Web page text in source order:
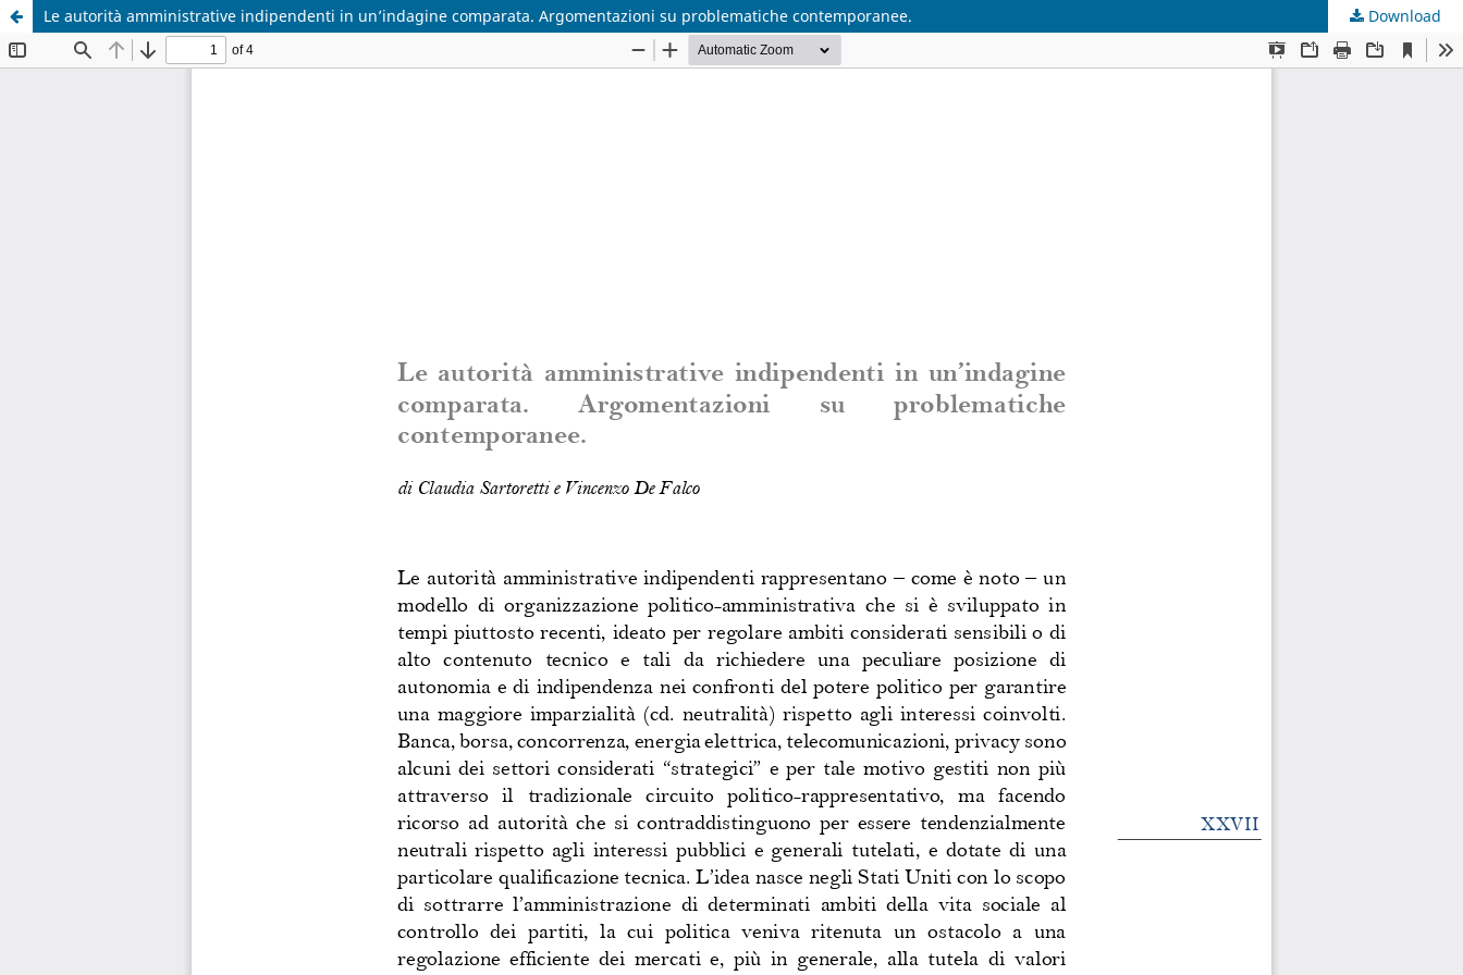
Le autorità amministrative indipendenti in un’indagine comparata. Argomentazioni su problematiche contemporanee. Download